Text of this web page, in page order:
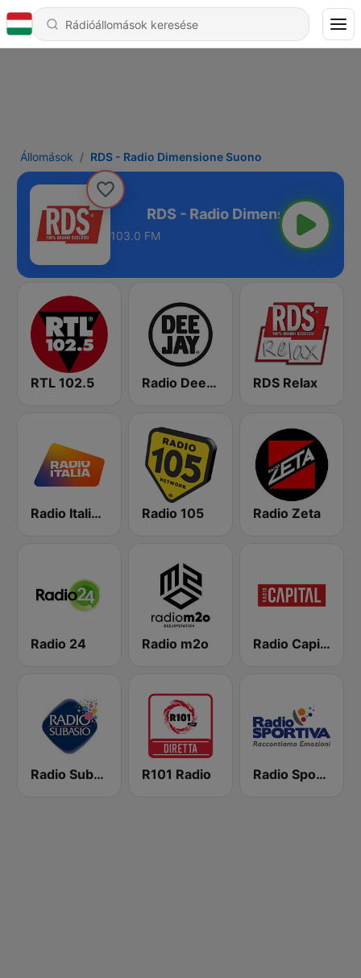
Állomások RDS - Radio Dimensione Suono
Suono
103.0 FM
RTL 102.5 Radio Deejay RDS Relax
Radio Italia solomusicaitaliana Radio 105 Radio Zeta
Radio 24 Radio m2o Radio Capital
Radio Subasio R101 Radio Radio Sportiva